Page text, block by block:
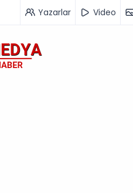
Yazarlar Video